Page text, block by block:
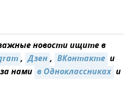
новости ищите в
, Дзен, ВКонтакте и
нами в Одноклассниках и